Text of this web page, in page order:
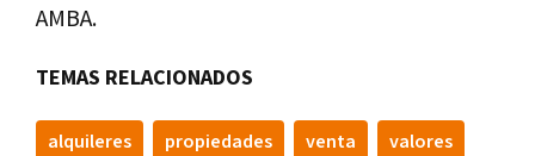
AMBA.
TEMAS RELACIONADOS
alquileres propiedades venta valores